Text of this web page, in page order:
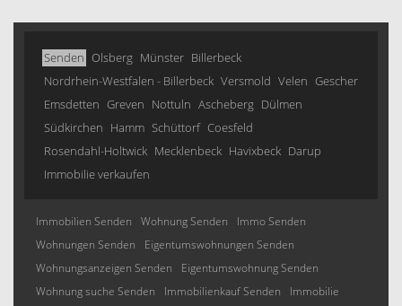
Senden Olsberg Münster Billerbeck
Nordrhein-Westfalen - Billerbeck Versmold Velen Gescher
Emsdetten Greven Nottuln Ascheberg Dülmen
Südkirchen Hamm Schüttorf Coesfeld
Rosendahl-Holtwick Mecklenbeck Havixbeck Darup
Immobilie verkaufen
Immobilien Senden Wohnung Senden
Immo Senden
Wohnungen Senden
Eigentumswohnungen Senden
Wohnungsanzeigen Senden
Eigentumswohnung Senden
Wohnung suche Senden
Immobilienkauf Senden
Immobilie